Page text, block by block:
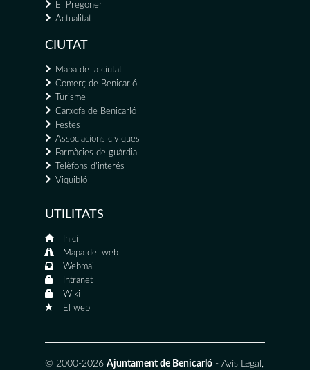
El Pregoner
Actualitat
CIUTAT
Mapa de la ciutat
Comerç de Benicarló
Turisme
Carxofa de Benicarló
Festes
Associacions cíviques
Farmàcies de guàrdia
Telèfons d'interés
Viquibló
UTILITATS
Inici
Mapa del web
Webmail
Intranet
Wiki
El web
© 2000-2026 Ajuntament de Benicarló - Avís Legal ,